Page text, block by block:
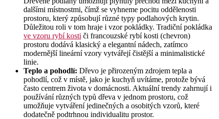
dalšími místnostmi, čímž se vyhneme pocitu oddělenosti
prostoru, který způsobují různé typy podlahových krytin.
Důležitou roli v tom hraje i vzor pokládky. Tradiční pokládka
ve vzoru rybí kosti či francouzské rybí kosti (chevron)
prostoru dodává klasický a elegantní nádech, zatímco
modernější lineární vzory vytvářejí čistější a minimalistické
linie.
Teplo a pohodlí: Dřevo je přirozeným zdrojem tepla a
pohodlí, což v místě, jako je kuchyň uvítáme, protože bývá
často centrem života v domácnosti. Aktuální trendy zahrnují i
používání různých typů dřeva v jednom prostoru, což
umožňuje vytváření jedinečných a osobitých vzorů, které
dodatečně podtrhnou individualitu prostor.